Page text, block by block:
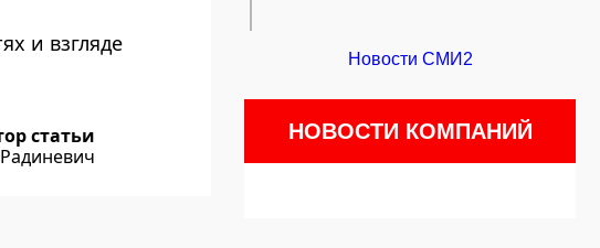
и взгляде
статьи
Новости СМИ2
НОВОСТИ КОМПАНИЙ